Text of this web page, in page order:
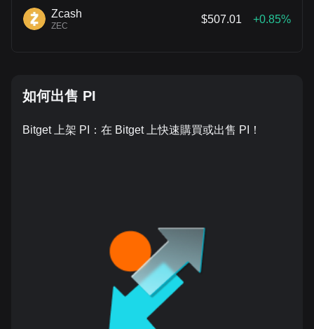
Zcash
ZEC
$507.01 +0.85%
如何出售 PI
Bitget 上架 PI：在 Bitget 上快速購買或出售 PI！